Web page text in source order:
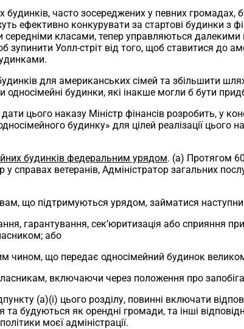
будинків, часто зосереджених у певних
ефективно конкурувати за стартові будинки
класами, тепер управляються
зупинити Уолл-стріт від того, щоб ставитися до
для американських сімей та збільшити
односімейні будинки, які інакше могли б бути
цього наказу Міністр фінансів розробить, у
будинку» для цілей реалізації
будинків федеральним урядом. (a) Протягом
у справах ветеранів, Адміністратор загальних
що підтримуються урядом, займатися
гарантування, сек’юритизація або сприяння
або
чином, що передає односімейний будинок
включаючи через положення про
(a)(i) цього розділу, повинні включати
будуються як орендні громади, та інші
моєї адміністрації.